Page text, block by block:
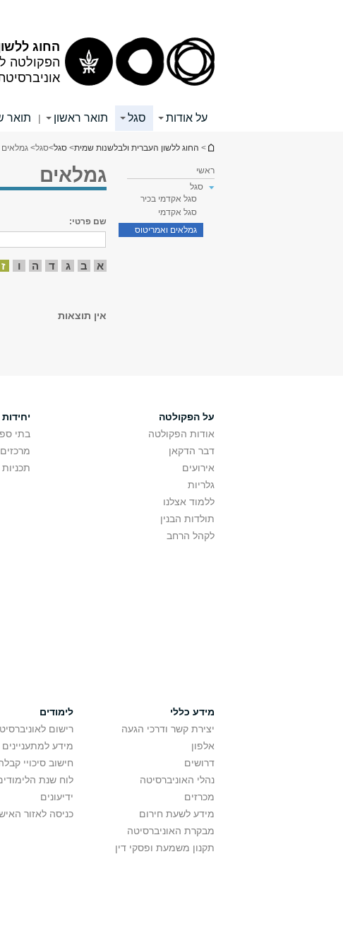
החוג
הפקולטה
על אודות סגל תואר ראשון | תואר
הינך נמצא כאן
> החוג ללשון העברית ולבלשנות שמית> סגל>סגל> גמלאים
ראשי
סגל
סגל אקדמי בכיר
סגל אקדמי
גמלאים ואמריטוס
גמלאים
שם פרטי:
א ב ג ד ה ו ז
אין תוצאות
על הפקולטה
אודות הפקולטה
דבר הדקאן
אירועים
גלריות
ללמוד אצלנו
תולדות הבנין
לקהל הרחב
בתי
מידע כללי
יצירת קשר ודרכי הגעה
אלפון
דרושים
נהלי האוניברסיטה
מכרזים
מידע לשעת חירום
מבקרת האוניברסיטה
תקנון משמעת ופסקי דין
לימודים
רישום
מידע
חישוב סיכויי
לוח שנת
ידיעונים
כניסה לאזור